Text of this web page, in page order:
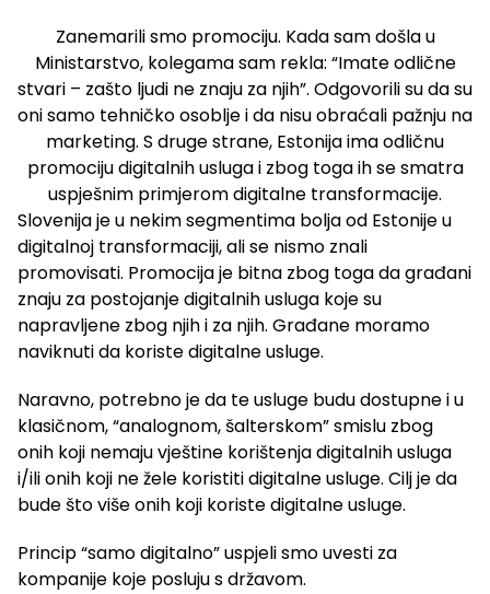
Zanemarili smo promociju. Kada sam došla u
Ministarstvo, kolegama sam rekla: “Imate odlične
stvari – zašto ljudi ne znaju za njih”. Odgovorili su da su
oni samo tehničko osoblje i da nisu obraćali pažnju na
marketing. S druge strane, Estonija ima odličnu
promociju digitalnih usluga i zbog toga ih se smatra
uspješnim primjerom digitalne transformacije.
Slovenija je u nekim segmentima bolja od Estonije u
digitalnoj transformaciji, ali se nismo znali
promovisati. Promocija je bitna zbog toga da građani
znaju za postojanje digitalnih usluga koje su
napravljene zbog njih i za njih. Građane moramo
naviknuti da koriste digitalne usluge.
Naravno, potrebno je da te usluge budu dostupne i u
klasičnom, “analognom, šalterskom” smislu zbog
onih koji nemaju vještine korištenja digitalnih usluga
i/ili onih koji ne žele koristiti digitalne usluge. Cilj je da
bude što više onih koji koriste digitalne usluge.
Princip “samo digitalno” uspjeli smo uvesti za
kompanije koje posluju s državom.